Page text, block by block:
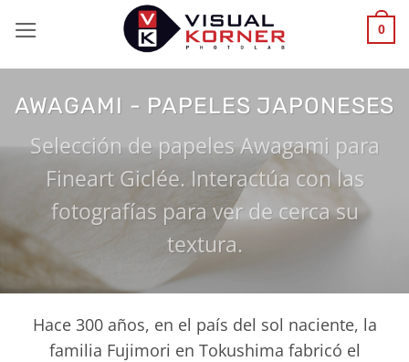
contenido
0
AWAGAMI - PAPELES JAPONESES
Selección de papeles Awagami para
Fineart Giclée. Interactúa con las
fotografías para ver de cerca su
textura.
Hace 300 años, en el país del sol naciente, la
familia Fujimori en Tokushima fabricó el